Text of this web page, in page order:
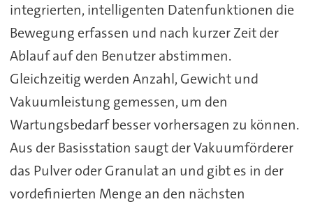
integrierten, intelligenten Datenfunktionen die
Bewegung erfassen und nach kurzer Zeit der
Ablauf auf den Benutzer abstimmen.
Gleichzeitig werden Anzahl, Gewicht und
Vakuumleistung gemessen, um den
Wartungsbedarf besser vorhersagen zu können.
Aus der Basisstation saugt der Vakuumförderer
das Pulver oder Granulat an und gibt es in der
vordefinierten Menge an den nächsten